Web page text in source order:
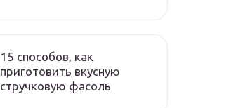
15 способов, как
приготовить вкусную
стручковую фасоль